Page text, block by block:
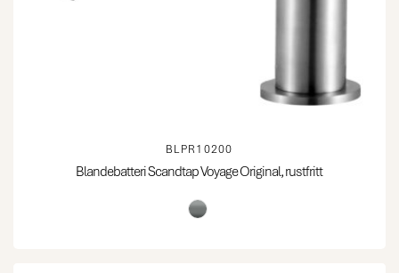
BLPR10200
Blandebatteri Scandtap Voyage Original, rustfritt